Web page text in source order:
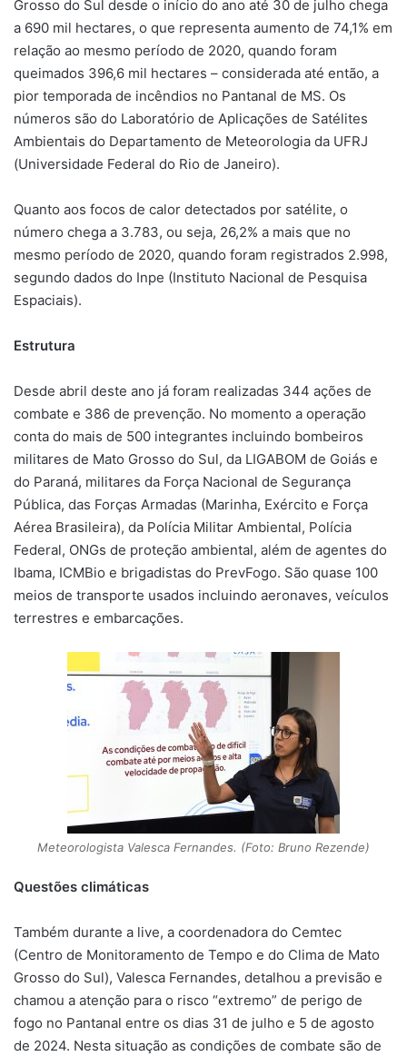
Grosso do Sul desde o início do ano até 30 de julho chega
a 690 mil hectares, o que representa aumento de 74,1% em
relação ao mesmo período de 2020, quando foram
queimados 396,6 mil hectares – considerada até então, a
pior temporada de incêndios no Pantanal de MS. Os
números são do Laboratório de Aplicações de Satélites
Ambientais do Departamento de Meteorologia da UFRJ
(Universidade Federal do Rio de Janeiro).
Quanto aos focos de calor detectados por satélite, o
número chega a 3.783, ou seja, 26,2% a mais que no
mesmo período de 2020, quando foram registrados 2.998,
segundo dados do Inpe (Instituto Nacional de Pesquisa
Espaciais).
Estrutura
Desde abril deste ano já foram realizadas 344 ações de
combate e 386 de prevenção. No momento a operação
conta do mais de 500 integrantes incluindo bombeiros
militares de Mato Grosso do Sul, da LIGABOM de Goiás e
do Paraná, militares da Força Nacional de Segurança
Pública, das Forças Armadas (Marinha, Exército e Força
Aérea Brasileira), da Polícia Militar Ambiental, Polícia
Federal, ONGs de proteção ambiental, além de agentes do
Ibama, ICMBio e brigadistas do PrevFogo. São quase 100
meios de transporte usados incluindo aeronaves, veículos
terrestres e embarcações.
Meteorologista Valesca Fernandes. (Foto: Bruno Rezende)
Questões climáticas
Também durante a live, a coordenadora do Cemtec
(Centro de Monitoramento de Tempo e do Clima de Mato
Grosso do Sul), Valesca Fernandes, detalhou a previsão e
chamou a atenção para o risco “extremo” de perigo de
fogo no Pantanal entre os dias 31 de julho e 5 de agosto
de 2024. Nesta situação as condições de combate são de